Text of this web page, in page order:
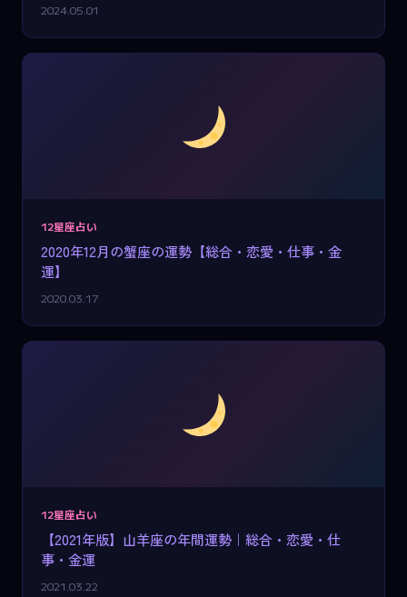
2024.05.01
12星座占い
2020年12月の蟹座の運勢【総合・恋愛・仕事・金
運】
2020.03.17
12星座占い
【2021年版】山羊座の年間運勢｜総合・恋愛・仕
事・金運
2021.03.22